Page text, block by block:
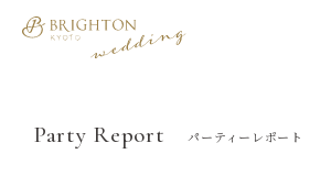
Party Report パーティーレポート